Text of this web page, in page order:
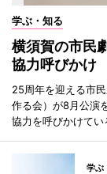
学ぶ・知る
横須賀の市民
協力呼びかけ
25周年を迎える市
作る会）が8月公演
協力を呼びかけてい
学ぶ